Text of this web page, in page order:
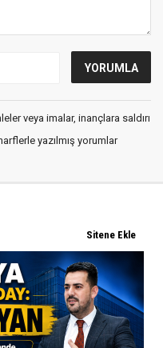
veya imalar, inançlara saldırı
yazılmış yorumlar